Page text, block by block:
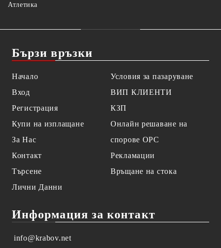
Атлетика
Бързи връзки
Начало
Вход
Регистрация
Купи на изплащане
За Нас
Контакт
Търсене
Лични Данни
Условия за пазаруване
ВИП КЛИЕНТИ
КЗП
Онлайн решаване на
спорове OPC
Рекламации
Връщане на стока
Информация за контакт
info@krabov.net